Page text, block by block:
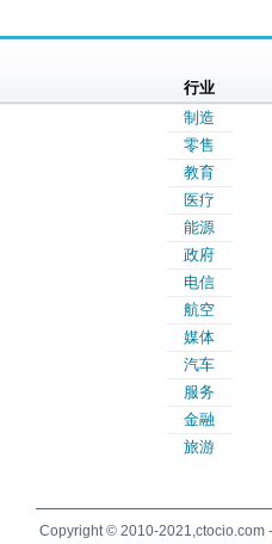
行业
制造
零售
教育
医疗
能源
政府
电信
航空
媒体
汽车
服务
金融
旅游
Copyright © 2010-2021,ctocio.com